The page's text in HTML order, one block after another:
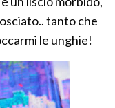
tanto che
le unghie!